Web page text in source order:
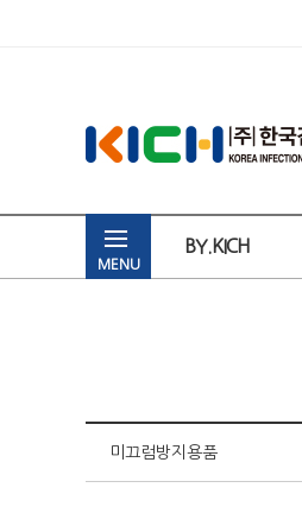
MENU
BY.KICH
미끄럼방지용품